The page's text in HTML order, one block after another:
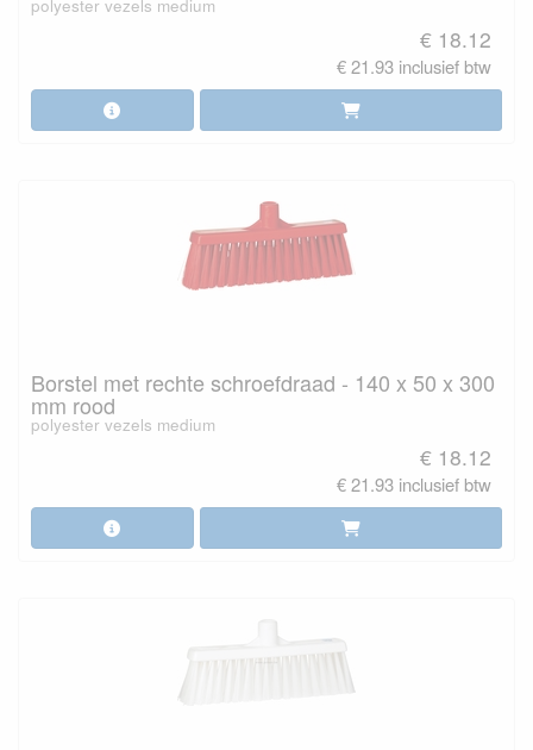
polyester vezels medium
€ 18.12
€ 21.93 inclusief btw
Borstel met rechte schroefdraad - 140 x 50 x 300
mm rood
polyester vezels medium
€ 18.12
€ 21.93 inclusief btw